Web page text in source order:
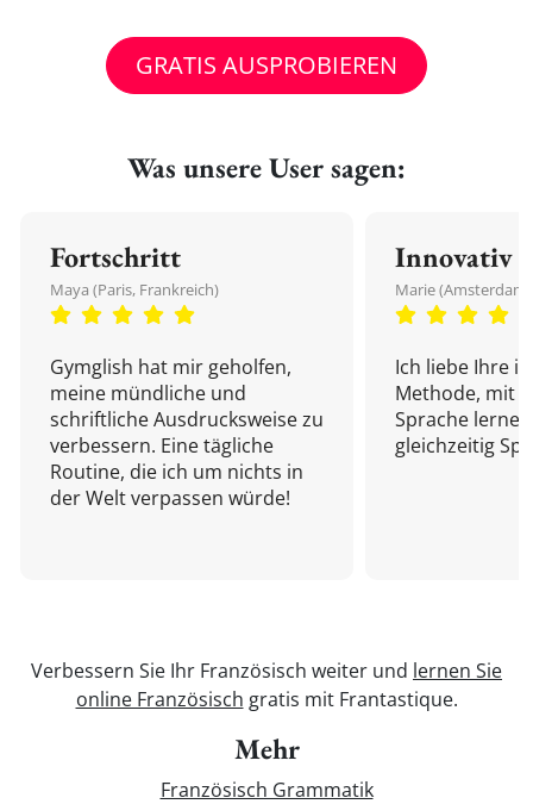
GRATIS AUSPROBIEREN
Was unsere User sagen:
Fortschritt
Maya (Paris, Frankreich)
Gymglish hat mir geholfen,
meine mündliche und
schriftliche Ausdrucksweise zu
verbessern. Eine tägliche
Routine, die ich um nichts in
der Welt verpassen würde!
Innovativ
Marie
Ich liebe Ihre
Methode, mit
Sprache
gleichzeitig
Verbessern Sie Ihr Französisch weiter und lernen Sie
online Französisch gratis mit Frantastique.
Mehr
Französisch Grammatik